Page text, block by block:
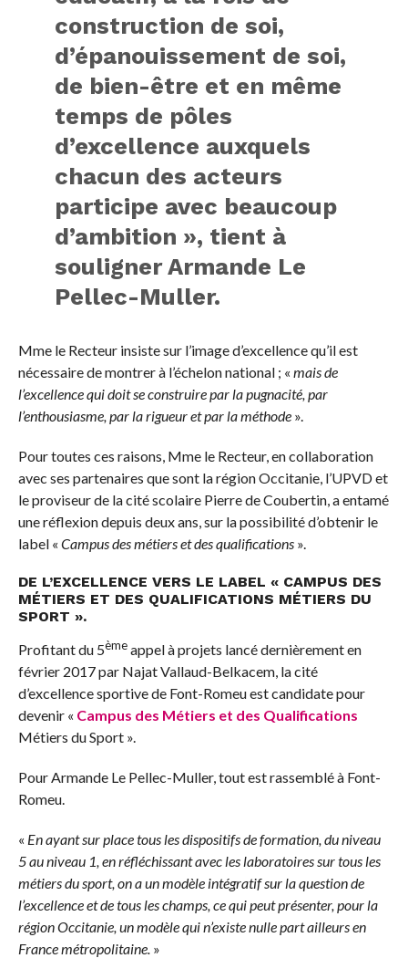
construction de soi,
d’épanouissement de soi,
de bien-être et en même
temps de pôles
d’excellence auxquels
chacun des acteurs
participe avec beaucoup
d’ambition », tient à
souligner Armande Le
Pellec-Muller.
Mme le Recteur insiste sur l’image d’excellence qu’il est
nécessaire de montrer à l’échelon national ; « mais de
l’excellence qui doit se construire par la pugnacité, par
l’enthousiasme, par la rigueur et par la méthode».
Pour toutes ces raisons, Mme le Recteur, en collaboration
avec ses partenaires que sont la région Occitanie, l’UPVD et
le proviseur de la cité scolaire Pierre de Coubertin, a entamé
une réflexion depuis deux ans, sur la possibilité d’obtenir le
label « Campus des métiers et des qualifications».
DE L’EXCELLENCE VERS LE LABEL « CAMPUS DES
MÉTIERS ET DES QUALIFICATIONS MÉTIERS DU
SPORT ».
Profitant du 5èmeappel à projets lancé dernièrement en
février 2017 par Najat Vallaud-Belkacem, la cité
d’excellence sportive de Font-Romeu est candidate pour
devenir « Campus des Métiers et des Qualifications
Métiers du Sport ».
Pour Armande Le Pellec-Muller, tout est rassemblé à Font-
Romeu.
« En ayant sur place tous les dispositifs de formation, du niveau
5 au niveau 1, en réfléchissant avec les laboratoires sur tous les
métiers du sport, on a un modèle intégratif sur la question de
l’excellence et de tous les champs, ce qui peut présenter, pour la
région Occitanie, un modèle qui n’existe nulle part ailleurs en
France métropolitaine.»